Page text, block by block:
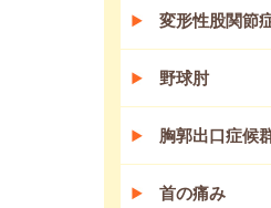
変形性股関節
野球肘
胸郭出口症候
首の痛み